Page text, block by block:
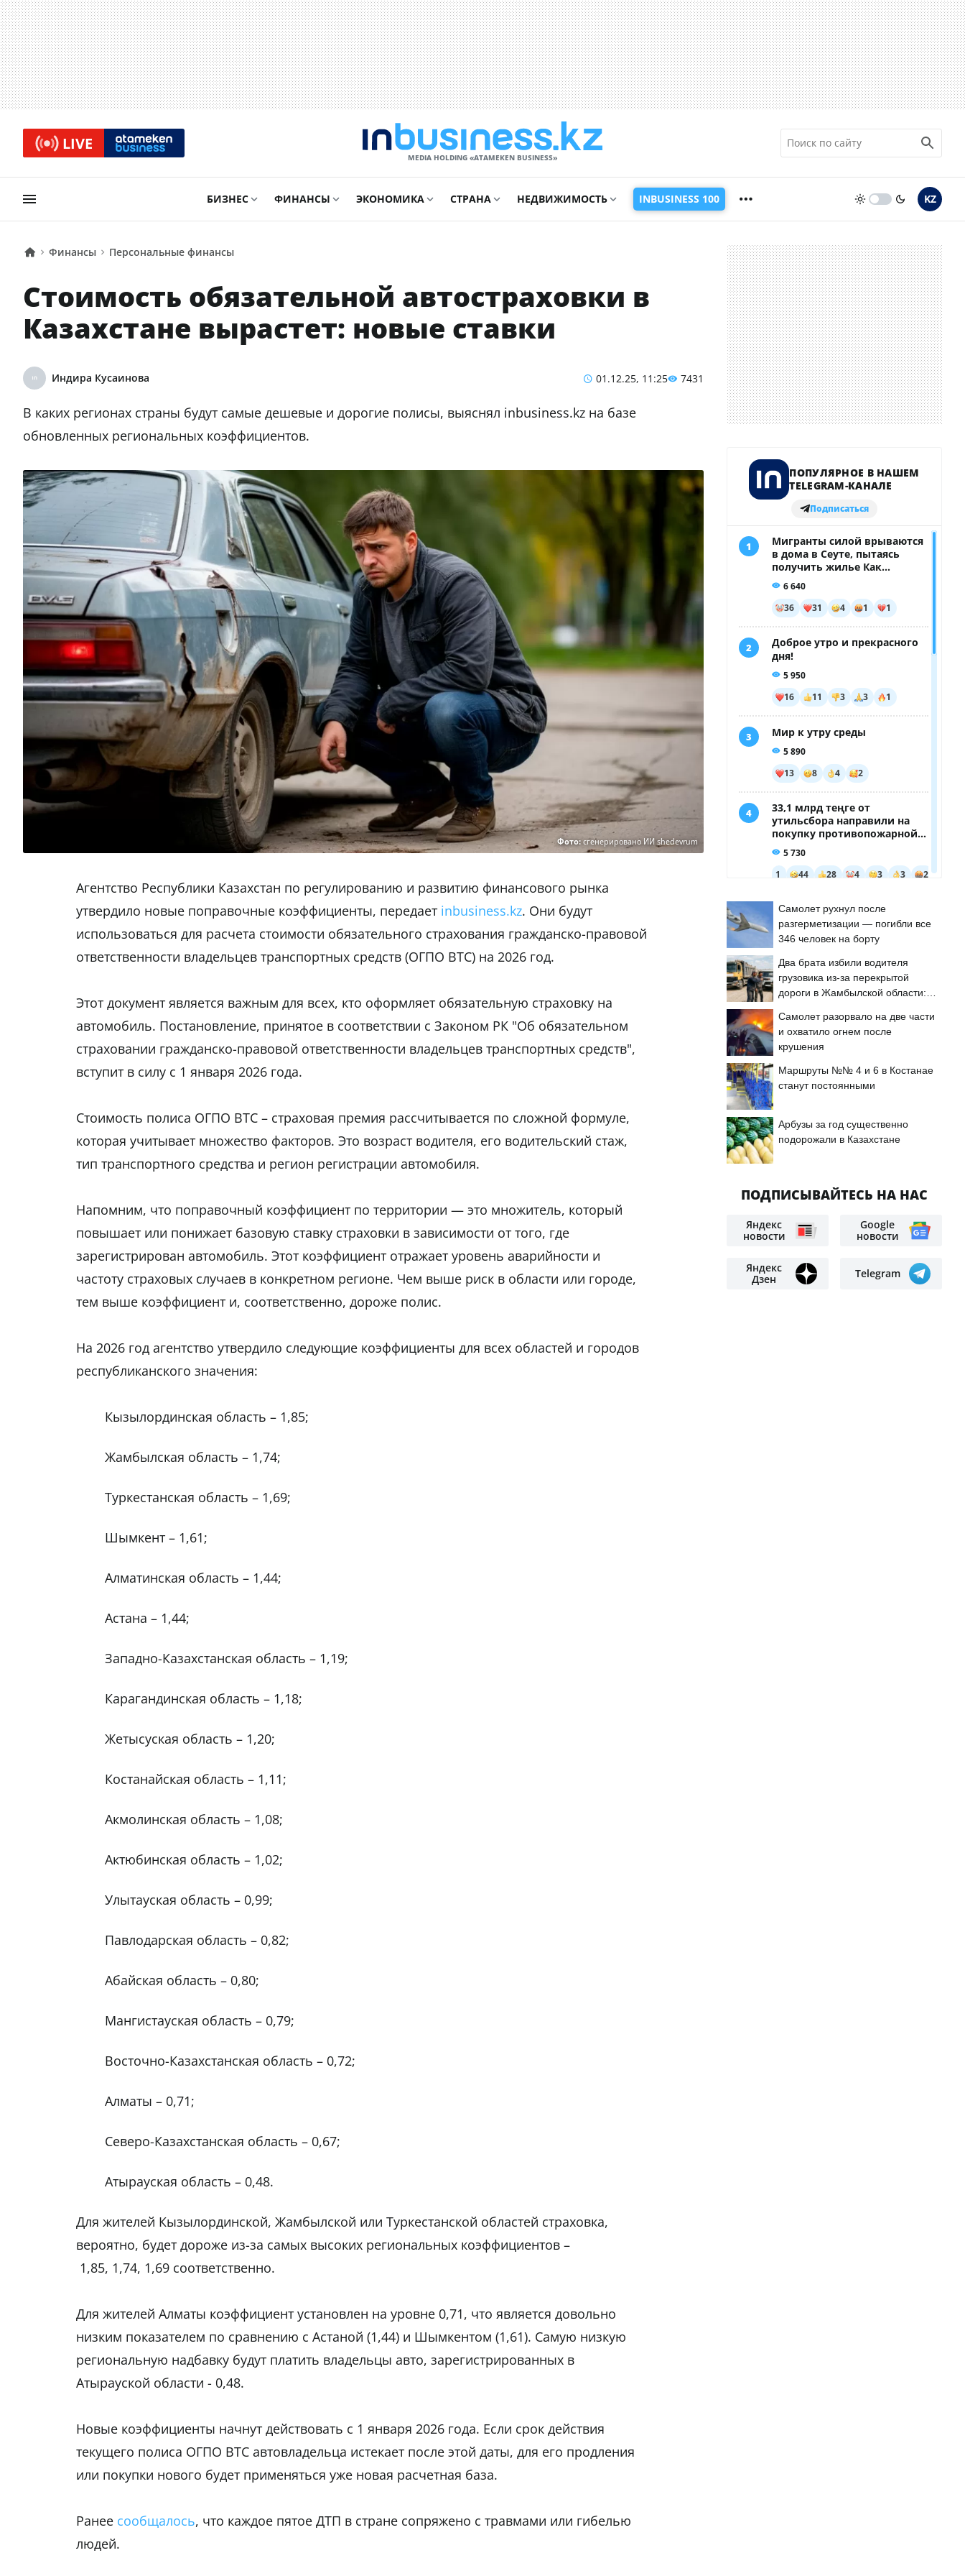
LIVE
MEDIA HOLDING «ATAMEKЕN BUSINESS»
БИЗНЕС ФИНАНСЫ ЭКОНОМИКА СТРАНА НЕДВИЖИМОСТЬ INBUSINESS 100 KZ
Финансы Персональные финансы
Стоимость обязательной автостраховки в
Казахстане вырастет: новые ставки
Индира Кусаинова 01.12.25, 11:25 7431
В каких регионах страны будут самые дешевые и дорогие полисы, выяснял inbusiness.kz на базе
обновленных региональных коэффициентов.
Фото:сгенерировано ИИ shedevrum
Агентство Республики Казахстан по регулированию и развитию финансового рынка
утвердило новые поправочные коэффициенты, передает inbusiness.kz. Они будут
использоваться для расчета стоимости обязательного страхования гражданско-правовой
ответственности владельцев транспортных средств (ОГПО ВТС) на 2026 год.
Этот документ является важным для всех, кто оформляет обязательную страховку на
автомобиль. Постановление, принятое в соответствии с Законом РК "Об обязательном
страховании гражданско-правовой ответственности владельцев транспортных средств",
вступит в силу с 1 января 2026 года.
Стоимость полиса ОГПО ВТС – страховая премия рассчитывается по сложной формуле,
которая учитывает множество факторов. Это возраст водителя, его водительский стаж,
тип транспортного средства и регион регистрации автомобиля.
Напомним, что поправочный коэффициент по территории — это множитель, который
повышает или понижает базовую ставку страховки в зависимости от того, где
зарегистрирован автомобиль. Этот коэффициент отражает уровень аварийности и
частоту страховых случаев в конкретном регионе. Чем выше риск в области или городе,
тем выше коэффициент и, соответственно, дороже полис.
На 2026 год агентство утвердило следующие коэффициенты для всех областей и городов
республиканского значения:
Кызылординская область – 1,85;
Жамбылская область – 1,74;
Туркестанская область – 1,69;
Шымкент – 1,61;
Алматинская область – 1,44;
Астана – 1,44;
Западно-Казахстанская область – 1,19;
Карагандинская область – 1,18;
Жетысуская область – 1,20;
Костанайская область – 1,11;
Акмолинская область – 1,08;
Актюбинская область – 1,02;
Улытауская область – 0,99;
Павлодарская область – 0,82;
Абайская область – 0,80;
Мангистауская область – 0,79;
Восточно-Казахстанская область – 0,72;
Алматы – 0,71;
Северо-Казахстанская область – 0,67;
Атырауская область – 0,48.
Для жителей Кызылординской, Жамбылской или Туркестанской областей страховка,
вероятно, будет дороже из-за самых высоких региональных коэффициентов –
1,85, 1,74, 1,69 соответственно.
Для жителей Алматы коэффициент установлен на уровне 0,71, что является довольно
низким показателем по сравнению с Астаной (1,44) и Шымкентом (1,61). Самую низкую
региональную надбавку будут платить владельцы авто, зарегистрированных в
Атырауской области - 0,48.
Новые коэффициенты начнут действовать с 1 января 2026 года. Если срок действия
текущего полиса ОГПО ВТС автовладельца истекает после этой даты, для его продления
или покупки нового будет применяться уже новая расчетная база.
Ранее сообщалось, что каждое пятое ДТП в стране сопряжено с травмами или гибелью
людей.
Самолет рухнул после
разгерметизации — погибли все
346 человек на борту
Два брата избили водителя
грузовика из-за перекрытой
дороги в Жамбылской области:
Самолет разорвало на две части
и охватило огнем после
крушения
Маршруты №№ 4 и 6 в Костанае
станут постоянными
Арбузы за год существенно
подорожали в Казахстане
ПОДПИСЫВАЙТЕСЬ НА НАС
Яндекс
новости
Google
новости
Яндекс
Дзен
Telegram